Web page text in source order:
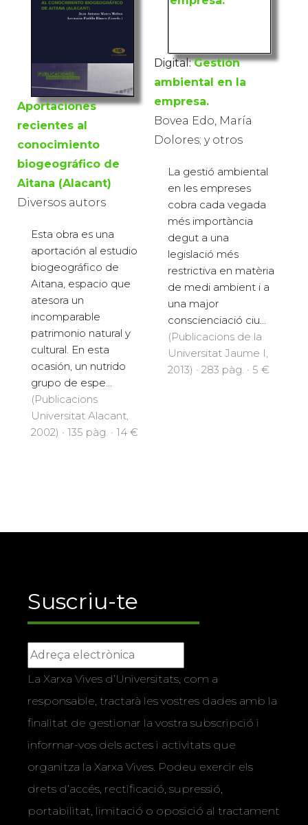
Aportaciones
recientes al
conocimiento
biogeográfico de
Aitana (Alacant)
Diversos autors
Esta obra es una
aportación al estudio
biogeográfico de
Aitana, espacio que
atesora un
incomparable
patrimonio natural y
cultural. En esta
ocasión, un nutrido
grupo de espe...
(Publicacions
Universitat Alacant,
2002) · 135 pàg. · 14 €
Digital: Gestión
ambiental en la
empresa.
Bovea Edo, María
Dolores; y otros
La gestió ambiental
en les empreses
cobra cada vegada
més importància
degut a una
legislació més
restrictiva en matèria
de medi ambient i a
una major
conscienciació ciu...
(Publicacions de la
Universitat Jaume I,
2013) · 283 pàg. · 5 €
Suscriu-te
La Xarxa Vives d’Universitats, com a
responsable, tractarà les vostres dades amb la
finalitat de gestionar la vostra subscripció i
informar-vos dels actes i activitats que
organitza la Xarxa Vives. Podeu exercir els
drets d’accés, rectificació, supressió,
portabilitat, limitació o oposició al tractament